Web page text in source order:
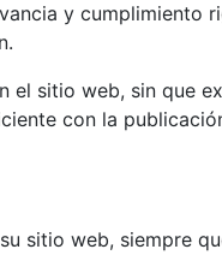
y cumplimiento
el sitio web, sin que
con la
sitio web, siempre